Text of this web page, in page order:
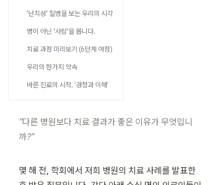
'난치성' 질병을 보는 우리의 시각
병이 아닌 '사람'을 봅니다.
치료 과정 미리보기 (6단계 여정)
우리의 한가지 약속
바른 진료의 시작, ‘경청과 이해’
"다른 병원보다 치료 결과가 좋은 이유가 무엇입니
까?"
몇 해 전, 학회에서 저희 병원의 치료 사례를 발표한